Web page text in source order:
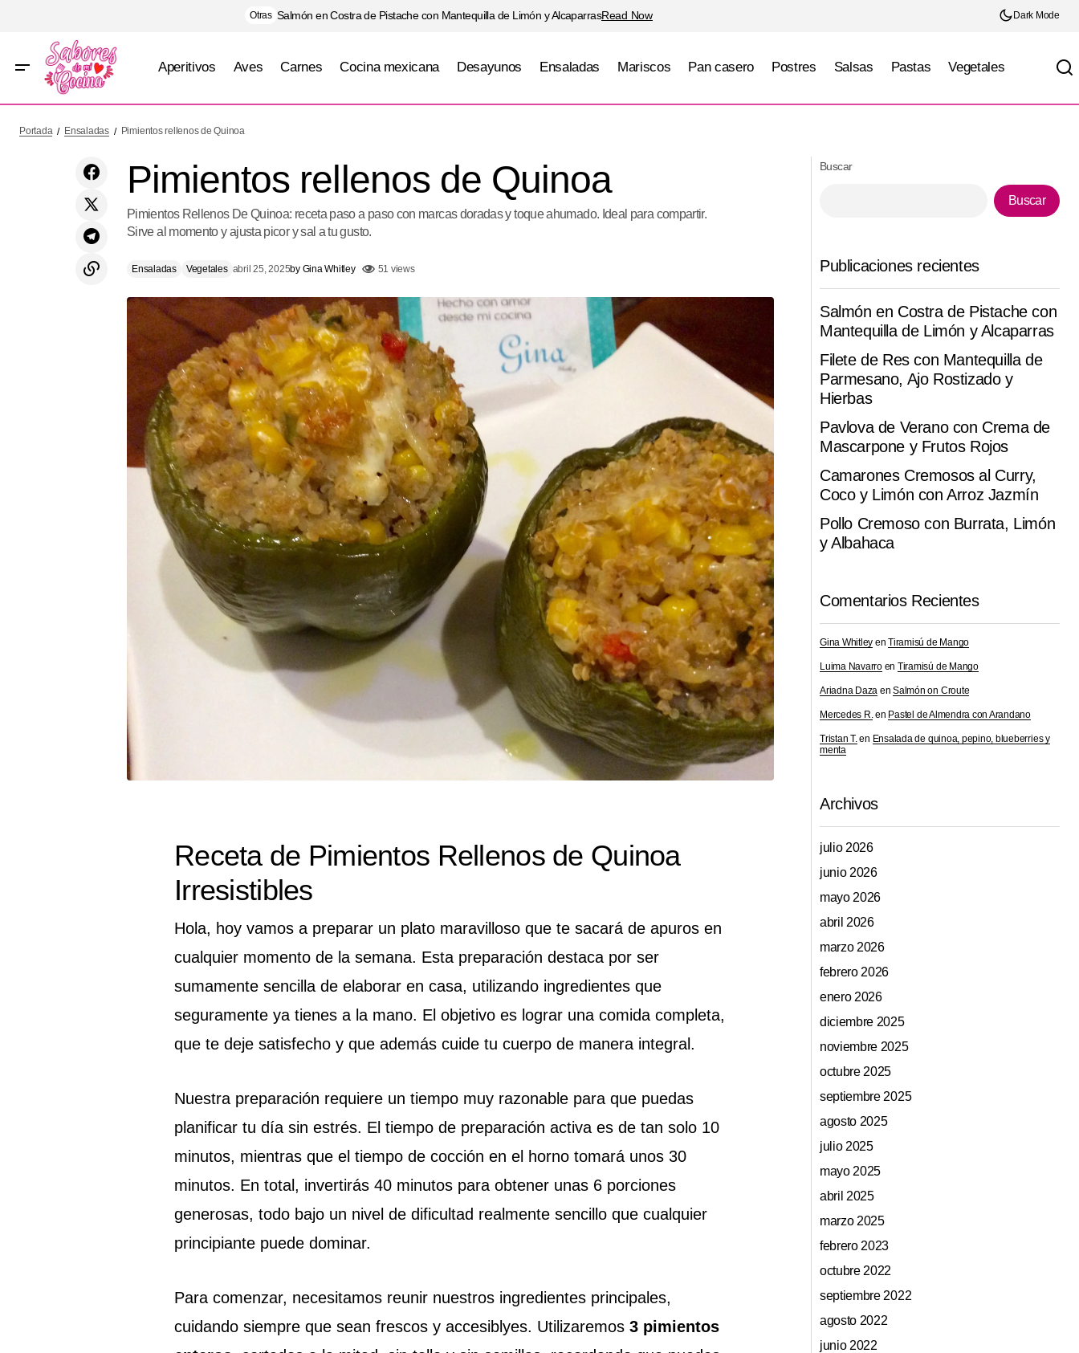
Otras Salmón en Costra de Pistache con Mantequilla de Limón y AlcaparrasRead Now Dark Mode
Aperitivos Aves Carnes Cocina mexicana Desayunos Ensaladas Mariscos Pan casero Postres Salsas Pastas Vegetales
Chiles rellenos de Camaron con Queso
Portada Ensaladas Pimientos rellenos de Quinoa
Pimientos rellenos de Quinoa
Pimientos Rellenos De Quinoa: receta paso a paso con marcas doradas y toque ahumado. Ideal para compartir.
Sirve al momento y ajusta picor y sal a tu gusto.
Ensaladas Vegetales abril 25, 2025by Gina Whitley 51 views
Receta de Pimientos Rellenos de Quinoa
Irresistibles
Hola, hoy vamos a preparar un plato maravilloso que te sacará de apuros en
cualquier momento de la semana. Esta preparación destaca por ser
sumamente sencilla de elaborar en casa, utilizando ingredientes que
seguramente ya tienes a la mano. El objetivo es lograr una comida completa,
que te deje satisfecho y que además cuide tu cuerpo de manera integral.
Nuestra preparación requiere un tiempo muy razonable para que puedas
planificar tu día sin estrés. El tiempo de preparación activa es de tan solo 10
minutos, mientras que el tiempo de cocción en el horno tomará unos 30
minutos. En total, invertirás 40 minutos para obtener unas 6 porciones
generosas, todo bajo un nivel de dificultad realmente sencillo que cualquier
principiante puede dominar.
Para comenzar, necesitamos reunir nuestros ingredientes principales,
cuidando siempre que sean frescos y accesiblyes. Utilizaremos 3 pimientos
Buscar
Buscar
Publicaciones recientes
Salmón en Costra de Pistache con
Mantequilla de Limón y Alcaparras
Filete de Res con Mantequilla de
Parmesano, Ajo Rostizado y
Hierbas
Pavlova de Verano con Crema de
Mascarpone y Frutos Rojos
Camarones Cremosos al Curry,
Coco y Limón con Arroz Jazmín
Pollo Cremoso con Burrata, Limón
y Albahaca
Comentarios Recientes
Gina Whitley enTiramisú de Mango
Luima Navarroen Tiramisú de Mango
Ariadna Daza enSalmón on Croute
Mercedes R.en Pastel de Almendra con Arandano
Tristan T.en Ensalada de quinoa, pepino, blueberries y
menta
Archivos
julio 2026
junio 2026
mayo 2026
abril 2026
marzo 2026
febrero 2026
enero 2026
diciembre 2025
noviembre 2025
octubre 2025
septiembre 2025
agosto 2025
julio 2025
mayo 2025
abril 2025
marzo 2025
febrero 2023
octubre 2022
septiembre 2022
agosto 2022
junio 2022